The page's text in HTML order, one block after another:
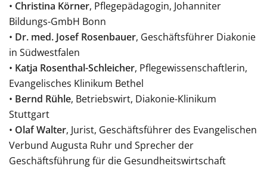
• Christina Körner, Pflegepädagogin, Johanniter
Bildungs-GmbH Bonn
• Dr. med. Josef Rosenbauer, Geschäftsführer Diakonie
in Südwestfalen
• Katja Rosenthal-Schleicher, Pflegewissenschaftlerin,
Evangelisches Klinikum Bethel
• Bernd Rühle, Betriebswirt, Diakonie-Klinikum
Stuttgart
• Olaf Walter, Jurist, Geschäftsführer des Evangelischen
Verbund Augusta Ruhr und Sprecher der
Geschäftsführung für die Gesundheitswirtschaft